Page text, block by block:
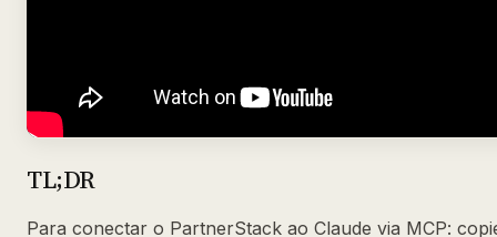
TL;DR
Para conectar o PartnerStack ao Claude via MCP: